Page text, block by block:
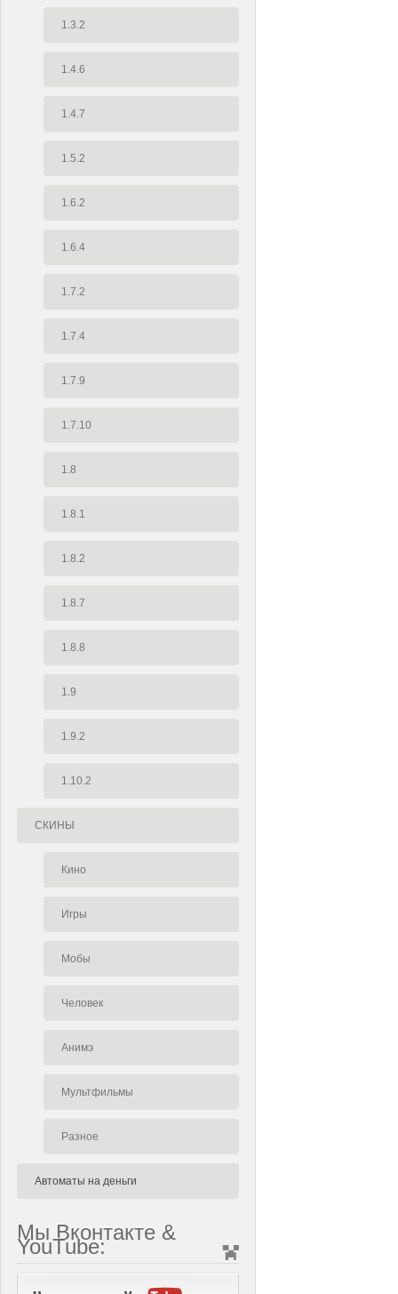
1.3.2
1.4.6
1.4.7
1.5.2
1.6.2
1.6.4
1.7.2
1.7.4
1.7.9
1.7.10
1.8
1.8.1
1.8.2
1.8.7
1.8.8
1.9
1.9.2
1.10.2
СКИНЫ
Кино
Игры
Мобы
Человек
Анимэ
Мультфильмы
Разное
Автоматы на деньги
Мы Вконтакте &
YouTube: